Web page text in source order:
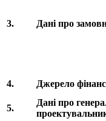
3. Дані про
4. Джерело
5.
Дані про